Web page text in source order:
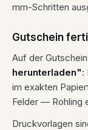
mm-Schritten
Gutschein
Auf der
herunterladen":
im exakten
Felder — Rohling
Druckvorlagen